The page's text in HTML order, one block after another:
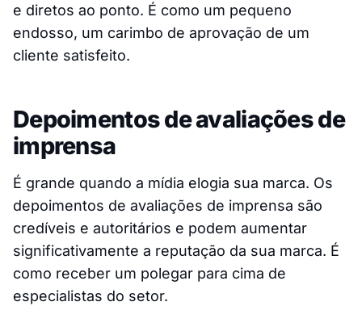
e diretos ao ponto. É como um pequeno
endosso, um carimbo de aprovação de um
cliente satisfeito.
Depoimentos de avaliações de
imprensa
É grande quando a mídia elogia sua marca. Os
depoimentos de avaliações de imprensa são
credíveis e autoritários e podem aumentar
significativamente a reputação da sua marca. É
como receber um polegar para cima de
especialistas do setor.